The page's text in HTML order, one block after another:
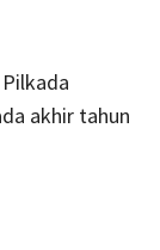
akhir tahun